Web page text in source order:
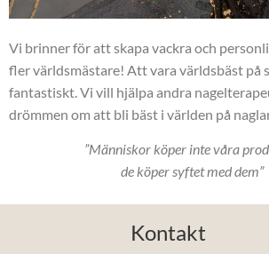
Vi brinner för att skapa vackra och
fler världsmästare! Att vara världsbäst på
fantastiskt. Vi vill hjälpa andra
drömmen om att bli bäst i världen på
”Människor köper inte våra
de köper syftet med dem”
Kontakt